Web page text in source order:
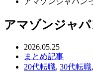
アマゾンジャ
2026.05.25
まとめ記事
20代転職, 30代転職,